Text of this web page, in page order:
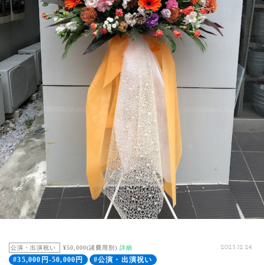
公演・出演祝い ¥50,000(諸費用別) 詳細 2023.12.24
#35,000円-50,000円
#公演・出演祝い